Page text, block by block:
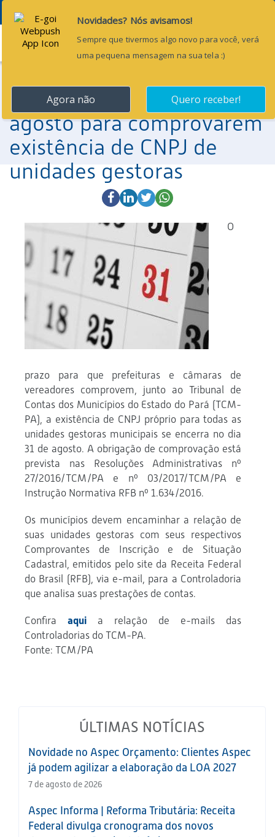
Menu
23 de agosto de 2017
Pará têm até o dia 31 de
agosto para comprovarem
existência de CNPJ de
unidades gestoras
O
prazo para que prefeituras e câmaras de
vereadores comprovem, junto ao Tribunal de
Contas dos Municípios do Estado do Pará (TCM-
PA), a existência de CNPJ próprio para todas as
unidades gestoras municipais se encerra no dia
31 de agosto. A obrigação de comprovação está
prevista nas Resoluções Administrativas nº
27/2016/TCM/PA e nº 03/2017/TCM/PA e
Instrução Normativa RFB nº 1.634/2016.
Os municípios devem encaminhar a relação de
suas unidades gestoras com seus respectivos
Comprovantes de Inscrição e de Situação
Cadastral, emitidos pelo site da Receita Federal
do Brasil (RFB), via e-mail, para a Controladoria
que analisa suas prestações de contas.
Confira aqui a relação de e-mails das
Controladorias do TCM-PA.
Fonte: TCM/PA
ÚLTIMAS NOTÍCIAS
Novidade no Aspec Orçamento: Clientes Aspec
já podem agilizar a elaboração da LOA 2027
7 de agosto de 2026
Aspec Informa | Reforma Tributária: Receita
Federal divulga cronograma dos novos